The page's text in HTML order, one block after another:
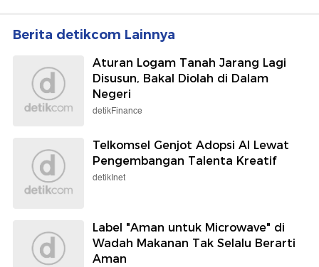
Berita detikcom Lainnya
Aturan Logam Tanah Jarang Lagi
Disusun, Bakal Diolah di Dalam
Negeri
detikFinance
Telkomsel Genjot Adopsi AI Lewat
Pengembangan Talenta Kreatif
detikInet
Label "Aman untuk Microwave" di
Wadah Makanan Tak Selalu Berarti
Aman